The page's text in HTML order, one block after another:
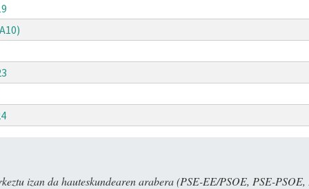
izan da hauteskundearen arabera (PSE-EE/PSOE, PSE-